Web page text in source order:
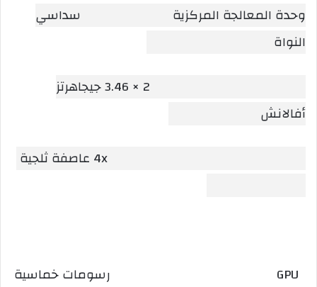
وحدة المعالجة المركزية سداسي
النواة
2 × 3.46 جيجاهرتز
أفالانش
4x عاصفة ثلجية
GPU رسومات خماسية